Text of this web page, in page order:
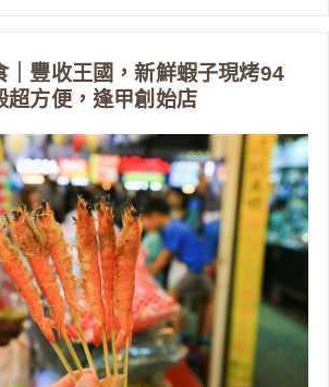
｜豐收王國，新鮮蝦子現烤94
超方便，逢甲創始店